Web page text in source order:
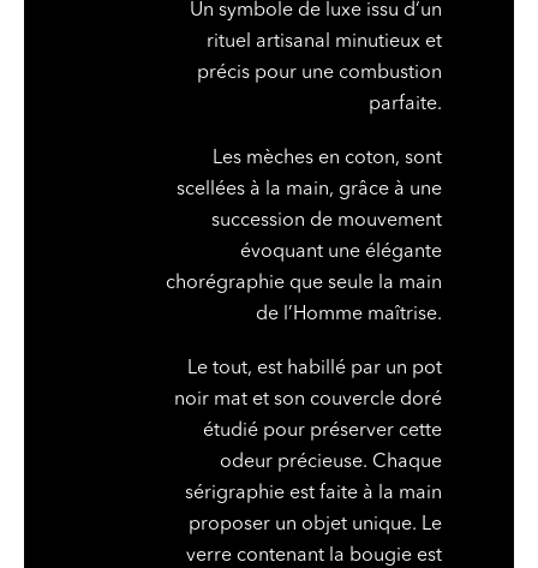
Un symbole de luxe issu d‘un
rituel artisanal minutieux et
précis pour une combustion
parfaite.
Les mèches en coton, sont
scellées à la main, grâce à une
succession de mouvement
évoquant une élégante
chorégraphie que seule la main
de l’Homme maîtrise.
Le tout, est habillé par un pot
noir mat et son couvercle doré
étudié pour préserver cette
odeur précieuse. Chaque
sérigraphie est faite à la main
proposer un objet unique. Le
verre contenant la bougie est